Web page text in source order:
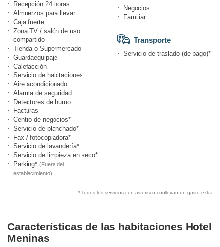
Recepción 24 horas
Almuerzos para llevar
Caja fuerte
Zona TV / salón de uso
compartido
Tienda o Supermercado
Guardaequipaje
Calefacción
Servicio de habitaciones
Aire acondicionado
Alarma de seguridad
Detectores de humo
Facturas
Centro de negocios*
Servicio de planchado*
Fax / fotocopiadora*
Servicio de lavandería*
Servicio de limpieza en seco*
Parking* (Fuera del
establecimiento)
Negocios
Familiar
Transporte
Servicio de traslado (de pago)*
* Todos los servicios con asterisco conllevan un gasto extra
Características de las habitaciones Hotel
Meninas